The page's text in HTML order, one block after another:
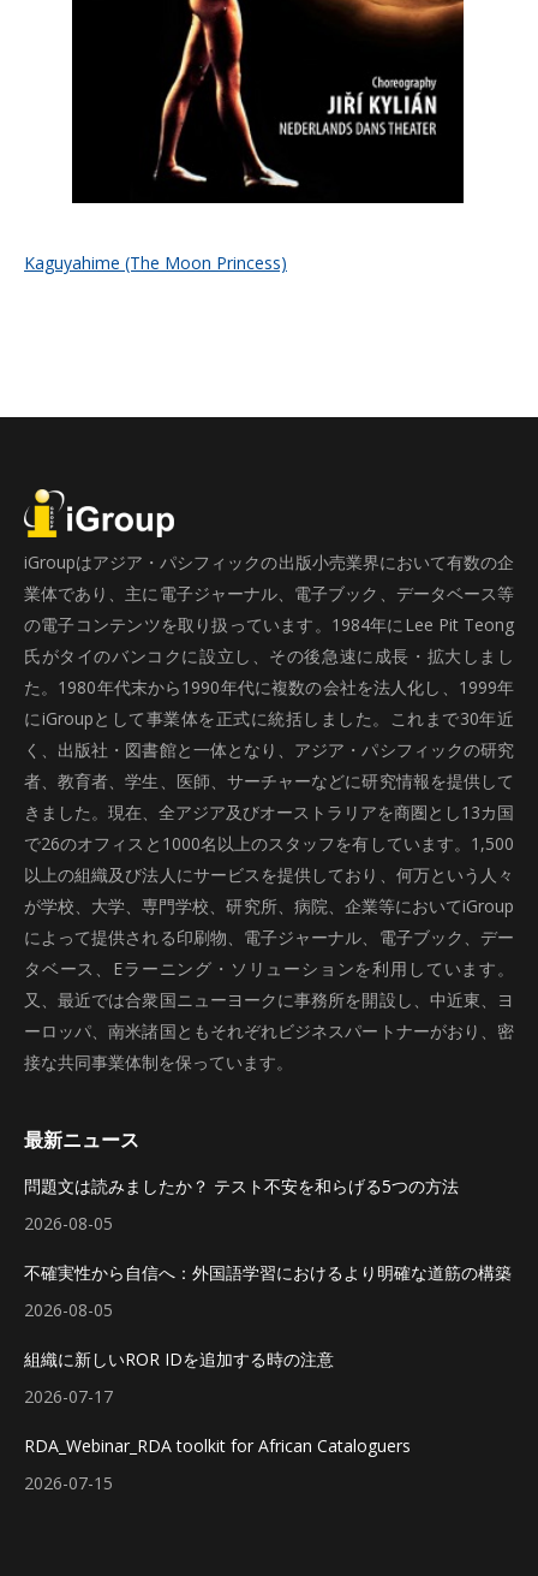
Kaguyahime (The Moon Princess)
iGroupはアジア・パシフィックの出版小売業界において有数の企
業体であり、主に電子ジャーナル、電子ブック、データベース等
の電子コンテンツを取り扱っています。1984年にLee Pit Teong
氏がタイのバンコクに設立し、その後急速に成長・拡大しまし
た。1980年代末から1990年代に複数の会社を法人化し、1999年
にiGroupとして事業体を正式に統括しました。これまで30年近
く、出版社・図書館と一体となり、アジア・パシフィックの研究
者、教育者、学生、医師、サーチャーなどに研究情報を提供して
きました。現在、全アジア及びオーストラリアを商圏とし13カ国
で26のオフィスと1000名以上のスタッフを有しています。1,500
以上の組織及び法人にサービスを提供しており、何万という人々
が学校、大学、専門学校、研究所、病院、企業等においてiGroup
によって提供される印刷物、電子ジャーナル、電子ブック、デー
タベース、Eラーニング・ソリューションを利用しています。
又、最近では合衆国ニューヨークに事務所を開設し、中近東、ヨ
ーロッパ、南米諸国ともそれぞれビジネスパートナーがおり、密
接な共同事業体制を保っています。
最新ニュース
問題文は読みましたか？ テスト不安を和らげる5つの方法
2026-08-05
不確実性から自信へ：外国語学習におけるより明確な道筋の構築
2026-08-05
組織に新しいROR IDを追加する時の注意
2026-07-17
RDA_Webinar_RDA toolkit for African Cataloguers
2026-07-15